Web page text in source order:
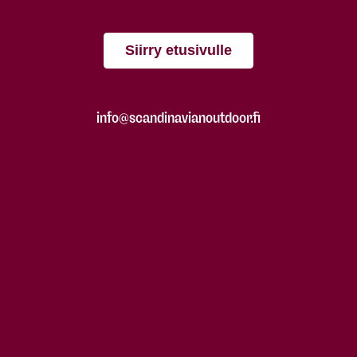
Siirry etusivulle
info@scandinavianoutdoor.fi